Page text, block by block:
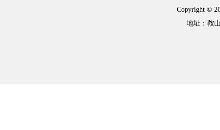
Copyright ©
地址：鞍